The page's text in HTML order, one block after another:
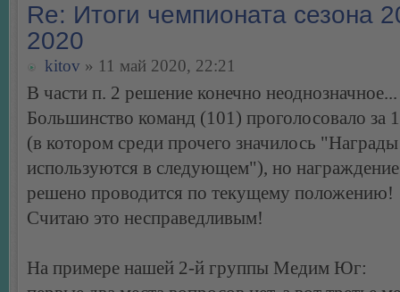
Re: Итоги чемпионата сезона
2020
kitov » 11 май 2020, 22:21
В части п. 2 решение конечно неоднозначное...
Большинство команд (101) проголосовало за
(в котором среди прочего значилось "Награды
используются в следующем"), но награждение
решено проводится по текущему положению!
Считаю это несправедливым!
На примере нашей 2-й группы Медим Юг: